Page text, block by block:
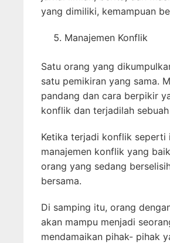
yang dimiliki, kemampuan
Manajemen Konflik
Satu orang yang
satu pemikiran yang sama.
pandang dan cara berpikir
konflik dan terjadilah
Ketika terjadi konflik seperti
manajemen konflik yang
orang yang sedang
bersama.
Di samping itu, orang
akan mampu menjadi
mendamaikan pihak- pihak